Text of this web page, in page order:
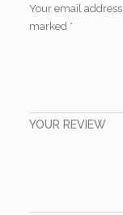
Your email
marked *
YOUR REVIEW